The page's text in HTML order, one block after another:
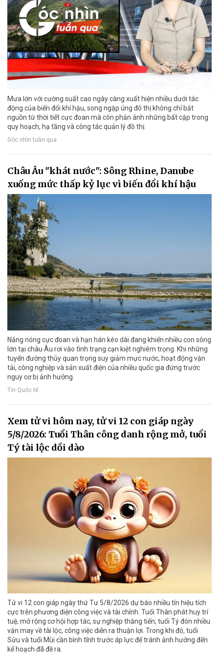
Mưa lớn với cường suất cao ngày càng xuất hiện nhiều dưới tác
động của biến đổi khí hậu, song ngập úng đô thị không chỉ bắt
nguồn từ thời tiết cực đoan mà còn phản ánh những bất cập trong
quy hoạch, hạ tầng và công tác quản lý đô thị.
Góc nhìn tuần qua
Châu Âu "khát nước": Sông Rhine, Danube
xuống mức thấp kỷ lục vì biến đổi khí hậu
Nắng nóng cực đoan và hạn hán kéo dài đang khiến nhiều con sông
lớn tại châu Âu rơi vào tình trạng cạn kiệt nghiêm trọng. Khi những
tuyến đường thủy quan trọng suy giảm mực nước, hoạt động vận
tải, công nghiệp và sản xuất điện của nhiều quốc gia đứng trước
nguy cơ bị ảnh hưởng.
Tin Quốc tế
Xem tử vi hôm nay, tử vi 12 con giáp ngày
5/8/2026: Tuổi Thân công danh rộng mở, tuổi
Tý tài lộc dồi dào
Tử vi 12 con giáp ngày thứ Tư 5/8/2026 dự báo nhiều tín hiệu tích
cực trên phương diện công việc và tài chính. Tuổi Thân phát huy trí
tuệ, mở rộng cơ hội hợp tác, sự nghiệp thăng tiến; tuổi Tý đón nhiều
vận may về tài lộc, công việc diễn ra thuận lợi. Trong khi đó, tuổi
Sửu và tuổi Mùi cần bình tĩnh trước áp lực để tránh ảnh hưởng đến
kế hoạch đã đề ra.